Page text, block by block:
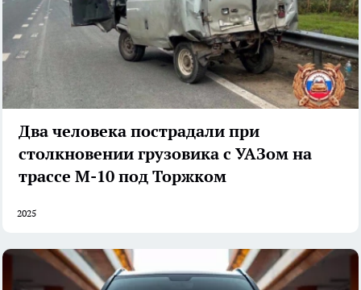
Два человека пострадали при
столкновении грузовика с УАЗом на
трассе М-10 под Торжком
2025